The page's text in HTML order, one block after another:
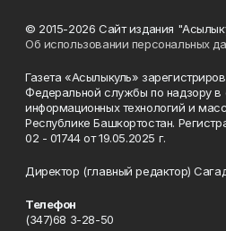
© 2015-2026 Сайт издания
Об использовании персональных
Газета «Асылыкуль»
Федеральной службы по надзору в
информационных технологий и
Республике Башкортостан.
02 - 01744 от 19.05.2025 г.
Директор (главный редактор)
Телефон
(347)68 3-28-50